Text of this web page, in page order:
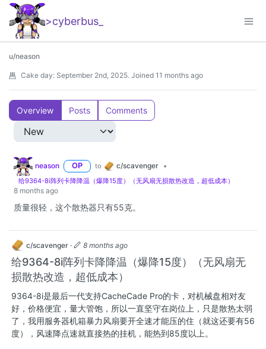
>cyberbus
u/neason
Cake day: September 2nd, 2025. Joined 11 months ago
Overview Posts Comments
neason OP to c/scavenger
•
给9364-8i阵列卡降降温（爆降15度）（无风扇无损散热改造，超低成本）
8 months ago
质量很轻，这个散热器只有55克。
c/scavenger · 8 months ago
给9364-8i阵列卡降降温（爆降15度）（无风扇无
损散热改造，超低成本）
9364-8i是最后一代支持CacheCade Pro的卡，对机械盘相对友
好，价格便宜，量大管饱，所以一直坚守在岗位上，只是散热太弱
了，我用服务器机箱暴力风扇要开全速才能压的住（就这还要有56
度），风速降点速就直接热的挂机，能热到85度以上。